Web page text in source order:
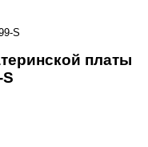
S
платы